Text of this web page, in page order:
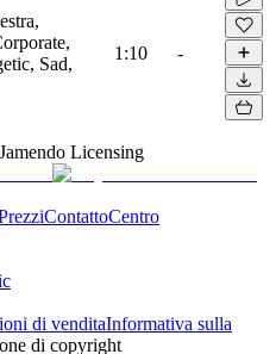
Sad,
1:10 -
Jamendo Licensing
ContattoCentro
di venditaInformativa sulla
di copyright